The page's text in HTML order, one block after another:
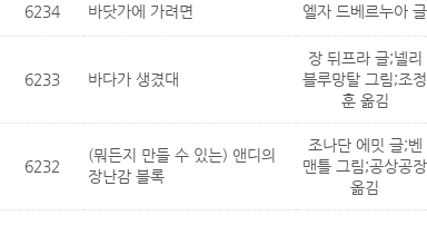
6234 바닷가에 가려면 엘자 드베르누아 글
6233 바다가 생겼대
장 뒤프라 글;넬리
블루망탈 그림;조정
훈 옮김
6232
(뭐든지 만들 수 있는) 앤디의
장난감 블록
조나단 에밋 글;벤
맨틀 그림;공상공장
옮김